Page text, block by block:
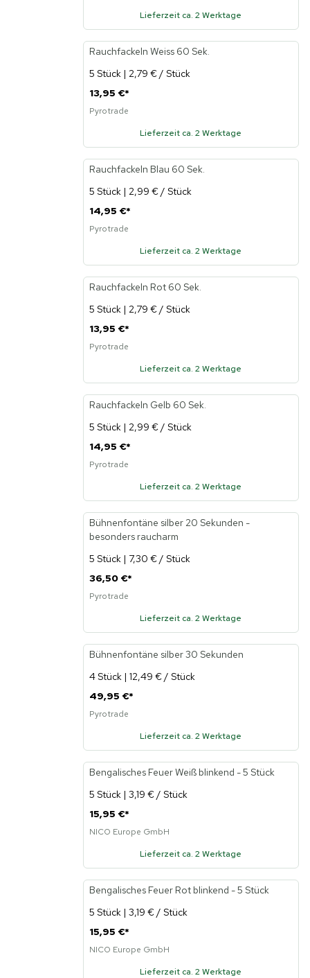
Lieferzeit ca. 2 Werktage
Rauchfackeln Weiss 60 Sek.
5 Stück | 2,79 € / Stück
13,95 €*
Pyrotrade
Lieferzeit ca. 2 Werktage
Rauchfackeln Blau 60 Sek.
5 Stück | 2,99 € / Stück
14,95 €*
Pyrotrade
Lieferzeit ca. 2 Werktage
Rauchfackeln Rot 60 Sek.
5 Stück | 2,79 € / Stück
13,95 €*
Pyrotrade
Lieferzeit ca. 2 Werktage
Rauchfackeln Gelb 60 Sek.
5 Stück | 2,99 € / Stück
14,95 €*
Pyrotrade
Lieferzeit ca. 2 Werktage
Bühnenfontäne silber 20 Sekunden -
besonders raucharm
5 Stück | 7,30 € / Stück
36,50 €*
Pyrotrade
Lieferzeit ca. 2 Werktage
Bühnenfontäne silber 30 Sekunden
4 Stück | 12,49 € / Stück
49,95 €*
Pyrotrade
Lieferzeit ca. 2 Werktage
Bengalisches Feuer Weiß blinkend - 5 Stück
5 Stück | 3,19 € / Stück
15,95 €*
NICO Europe GmbH
Lieferzeit ca. 2 Werktage
Bengalisches Feuer Rot blinkend - 5 Stück
5 Stück | 3,19 € / Stück
15,95 €*
NICO Europe GmbH
Lieferzeit ca. 2 Werktage